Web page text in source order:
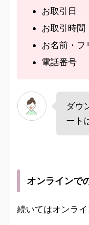
お取引日
お取引時間
お名前・フ
電話番号
ダウ
ート
オンラインで
続いてはオンライ